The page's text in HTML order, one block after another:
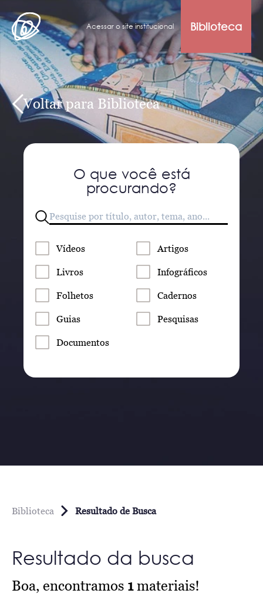
Acessar o site institucional Biblioteca
Voltar para Biblioteca
O que você está
procurando?
Vídeos Artigos
Livros Infográficos
Folhetos Cadernos
Guias Pesquisas
Documentos
Biblioteca Resultado de Busca
Resultado da busca
Boa, encontramos 1materiais!